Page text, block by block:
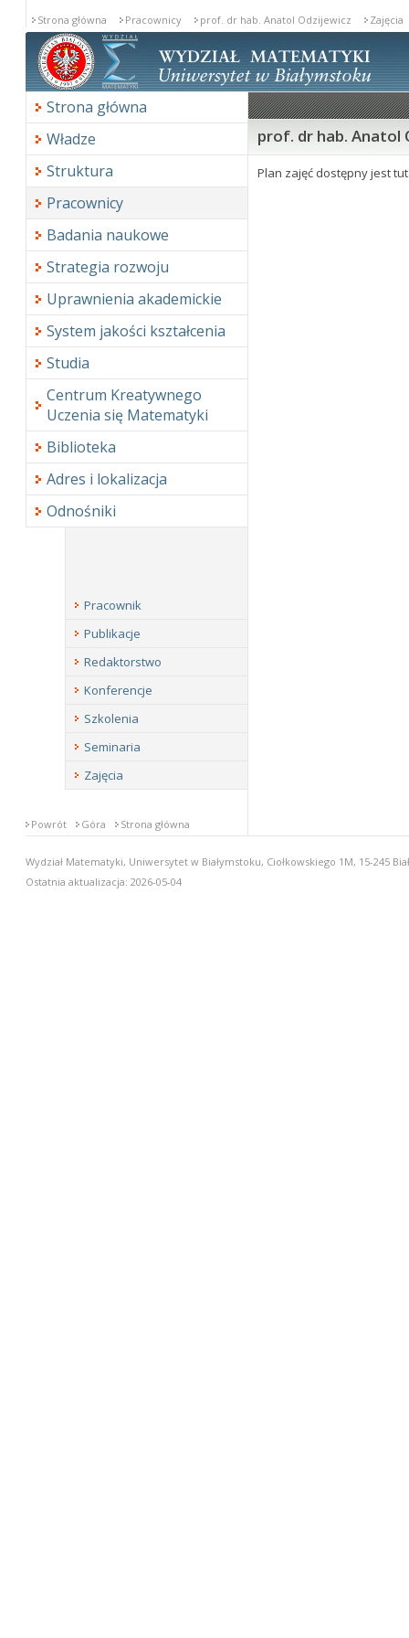
Strona główna Pracownicy prof. dr hab. Anatol Odzijewicz Zajęcia
Strona główna
Władze
Struktura
Pracownicy
Badania naukowe
Strategia rozwoju
Uprawnienia akademickie
System jakości kształcenia
Studia
Centrum Kreatywnego
Uczenia się Matematyki
Biblioteka
Adres i lokalizacja
Odnośniki
prof. dr hab. Anatol
Plan zajęć dostępny jest
Pracownik
Publikacje
Redaktorstwo
Konferencje
Szkolenia
Seminaria
Zajęcia
Powrót Góra Strona główna
Wydział Matematyki, Uniwersytet w Białymstoku, Ciołkowskiego 1M, 15-245
Ostatnia aktualizacja: 2026-05-04